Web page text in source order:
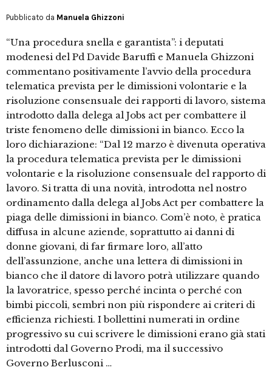
Pubblicato da Manuela Ghizzoni
“Una procedura snella e garantista”: i deputati
modenesi del Pd Davide Baruffi e Manuela Ghizzoni
commentano positivamente l’avvio della procedura
telematica prevista per le dimissioni volontarie e la
risoluzione consensuale dei rapporti di lavoro, sistema
introdotto dalla delega al Jobs act per combattere il
triste fenomeno delle dimissioni in bianco. Ecco la
loro dichiarazione: “Dal 12 marzo è divenuta operativa
la procedura telematica prevista per le dimissioni
volontarie e la risoluzione consensuale del rapporto di
lavoro. Si tratta di una novità, introdotta nel nostro
ordinamento dalla delega al Jobs Act per combattere la
piaga delle dimissioni in bianco. Com’è noto, è pratica
diffusa in alcune aziende, soprattutto ai danni di
donne giovani, di far firmare loro, all’atto
dell’assunzione, anche una lettera di dimissioni in
bianco che il datore di lavoro potrà utilizzare quando
la lavoratrice, spesso perché incinta o perché con
bimbi piccoli, sembri non più rispondere ai criteri di
efficienza richiesti. I bollettini numerati in ordine
progressivo su cui scrivere le dimissioni erano già stati
introdotti dal Governo Prodi, ma il successivo
Governo Berlusconi …